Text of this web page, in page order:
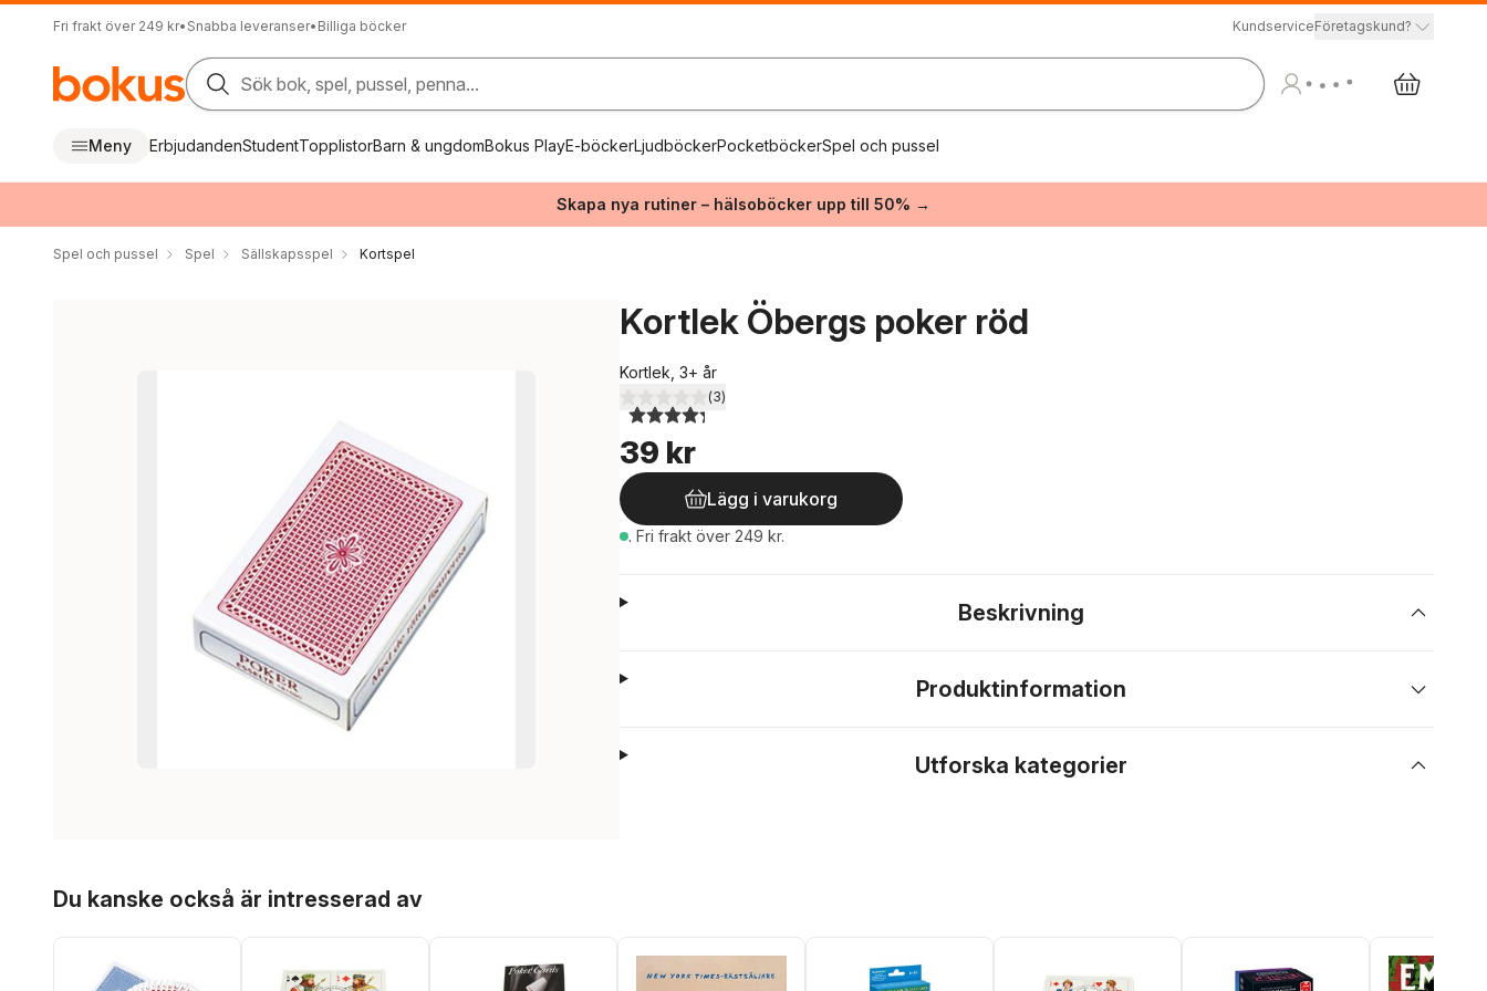
Fri frakt över 249 kr• Snabba leveranser• Billiga böcker KundserviceFöretagskund?
Sök bok, spel, pussel, penna...
Meny ErbjudandenStudentTopplistorBarn & ungdomBokus PlayE-böckerLjudböckerPocketböckerSpel och pussel
Skapa nya rutiner – hälsoböcker upp till 50% →
Spel och pussel Spel Sällskapsspel Kortspel
Kortlek Öbergs poker röd
Kortlek, 3+ år
4,3utav 5 stjärnor. Totalt antal röster:
(3)
39 kr
Lägg i varukorg
. Fri frakt över 249 kr.
Beskrivning
Produktinformation
Utforska kategorier
Du kanske också är intresserad av